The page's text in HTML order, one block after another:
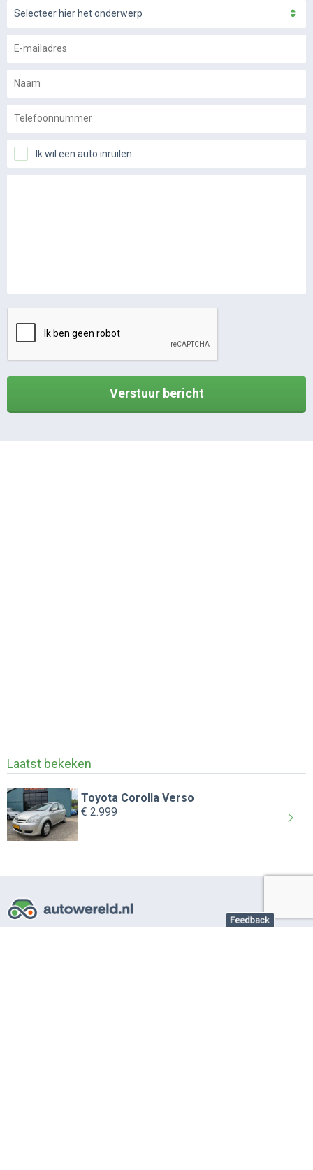
Selecteer hier het onderwerp
Ik wil een auto inruilen
Verstuur bericht
Laatst bekeken
Toyota Corolla Verso
€ 2.999